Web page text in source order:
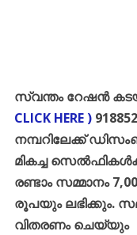
സ്വന്തം റേഷൻ
CLICK HERE )
നമ്പറിലേക്ക്
മികച്ച
രണ്ടാം സമ്മാനം
രൂപയും ലഭിക്കും.
വിതരണം ചെയ്യും